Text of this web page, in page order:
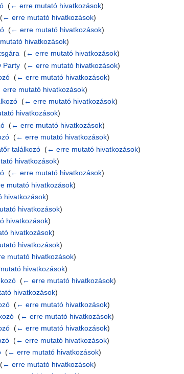
‎(← erre mutató hivatkozások)
‎(← erre mutató hivatkozások)
‎(← erre mutató hivatkozások)
hivatkozások)
‎(← erre mutató hivatkozások)
Party ‎(← erre mutató hivatkozások)
‎(← erre mutató hivatkozások)
erre mutató hivatkozások)
‎(← erre mutató hivatkozások)
hivatkozások)
‎(← erre mutató hivatkozások)
‎(← erre mutató hivatkozások)
találkozó ‎(← erre mutató hivatkozások)
hivatkozások)
‎(← erre mutató hivatkozások)
mutató hivatkozások)
hivatkozások)
hivatkozások)
hivatkozások)
hivatkozások)
hivatkozások)
mutató hivatkozások)
hivatkozások)
‎(← erre mutató hivatkozások)
hivatkozások)
‎(← erre mutató hivatkozások)
‎(← erre mutató hivatkozások)
‎(← erre mutató hivatkozások)
‎(← erre mutató hivatkozások)
‎(← erre mutató hivatkozások)
‎(← erre mutató hivatkozások)